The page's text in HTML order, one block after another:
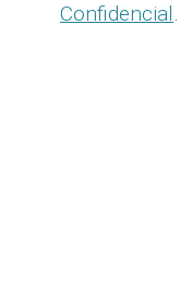
Confidencial.